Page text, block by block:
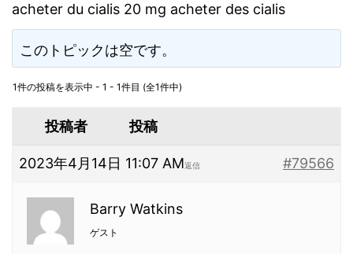
acheter du cialis 20 mg acheter des cialis
このトピックは空です。
1件の投稿を表示中 - 1 - 1件目 (全1件中)
投稿者 投稿
2023年4月14日 11:07 AM #79566
返信
Barry Watkins
ゲスト